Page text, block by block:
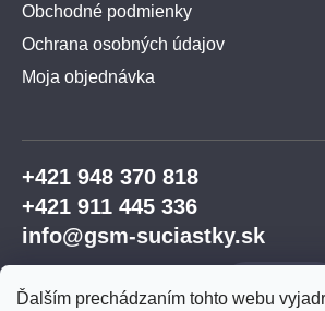
Ďalším prechádzaním tohto webu
Obchodné podmienky
Ochrana osobných údajov
Moja objednávka
+421 948 370 818
+421 911 445 336
info@gsm-suciastky.sk